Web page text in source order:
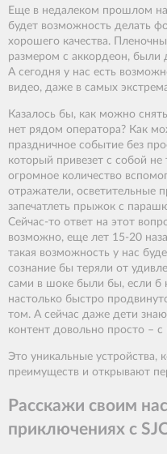
Еще в недалеком прошлом
будет возможность делать
хорошего качества.
размером с аккордеон, были
А сегодня у нас есть
видео, даже в самых
Казалось бы, как можно
нет рядом оператора? Как
праздничное событие без
который привезет с собой
огромное количество
отражатели, осветительные
запечатлеть прыжок с
Сейчас-то ответ на этот
возможно, еще лет 15-20
такая возможность у нас
сознание бы теряли от
сами в шоке были бы, если б
настолько быстро
том. А сейчас даже дети
контент довольно просто –
Это уникальные устройства,
преимуществ и открывают
Расскажи своим
приключениях с